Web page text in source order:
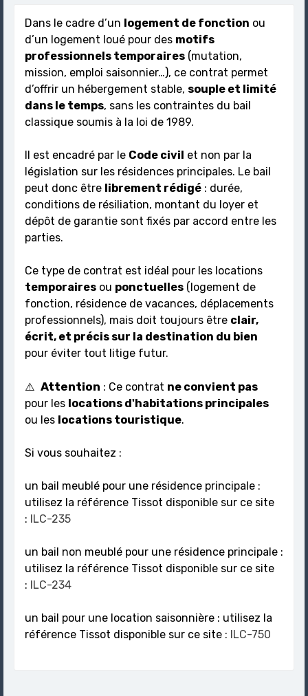
Dans le cadre d’un logement de fonction ou
d’un logement loué pour des motifs
professionnels temporaires (mutation,
mission, emploi saisonnier…), ce contrat permet
d’offrir un hébergement stable, souple et limité
dans le temps, sans les contraintes du bail
classique soumis à la loi de 1989.
Il est encadré par le Code civil et non par la
législation sur les résidences principales. Le bail
peut donc être librement rédigé : durée,
conditions de résiliation, montant du loyer et
dépôt de garantie sont fixés par accord entre les
parties.
Ce type de contrat est idéal pour les locations
temporaires ou ponctuelles (logement de
fonction, résidence de vacances, déplacements
professionnels), mais doit toujours être clair,
écrit, et précis sur la destination du bien
pour éviter tout litige futur.
⚠️ Attention : Ce contrat ne convient pas
pour les locations d'habitations principales
ou les locations touristique.
Si vous souhaitez :
un bail meublé pour une résidence principale :
utilisez la référence Tissot disponible sur ce site
: ILC-235
un bail non meublé pour une résidence principale :
utilisez la référence Tissot disponible sur ce site
: ILC-234
un bail pour une location saisonnière : utilisez la
référence Tissot disponible sur ce site : ILC-750